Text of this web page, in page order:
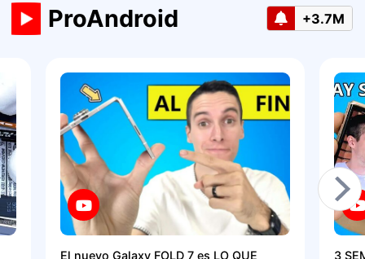
ProAndroid +3.7M
El nuevo Galaxy FOLD 7 es LO QUE
3